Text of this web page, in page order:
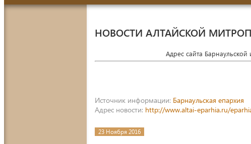
НОВОСТИ АЛТАЙСКОЙ
Адрес сайта
Источник информации: Барнаульская епархия
Адрес новости: http://www.altai-eparhia.ru/
23 Ноября 2016